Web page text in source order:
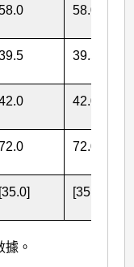
58.0
39.5
42.0
72.0
[35.0] [35.0]
。